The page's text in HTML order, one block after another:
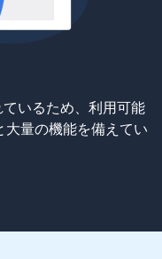
いるため、利用可能
量の機能を備えてい